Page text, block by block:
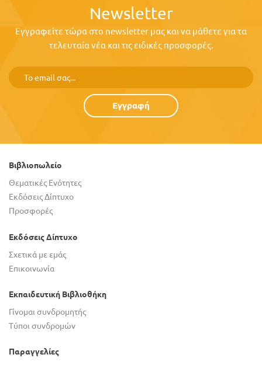
Newsletter
Εγγραφείτε τώρα στο newsletter μας και να μάθετε για τα
τελευταία νέα και τις ειδικές προσφορές.
Εγγραφή
Βιβλιοπωλείο
Θεματικές Ενότητες
Εκδόσεις Δίπτυχο
Προσφορές
Εκδόσεις Δίπτυχο
Σχετικά με εμάς
Επικοινωνία
Εκπαιδευτική Βιβλιοθήκη
Γίνομαι συνδρομητής
Τύποι συνδρομών
Παραγγελίες